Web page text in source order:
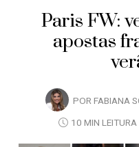
Paris FW:
apostas
POR FABIANA
10 MIN LEITURA